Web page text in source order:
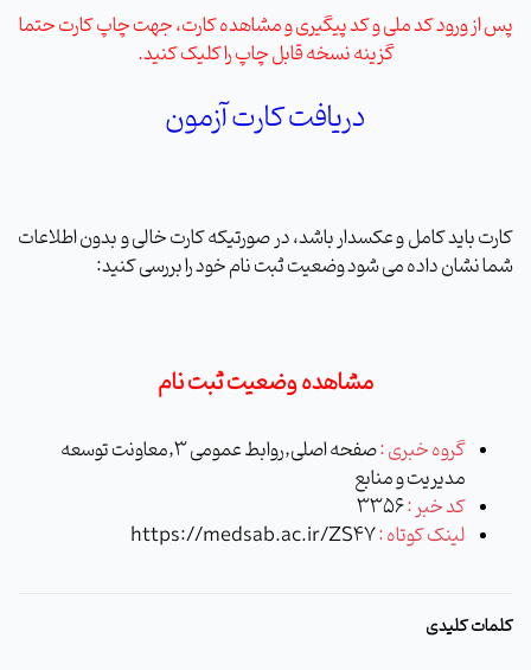
پس از ورود کد ملی و کد پیگیری و مشاهده کارت، جهت چاپ کارت حتما
گزینه نسخه قابل چاپ را کلیک کنید.
دریافت کارت آزمون
کارت باید کامل و عکسدار باشد، در صورتیکه کارت خالی و بدون اطلاعات
شما نشان داده می شود وضعیت ثبت نام خود را بررسی کنید:
مشاهده وضعیت ثبت نام
گروه خبری :
صفحه اصلی,روابط عمومی 3,معاونت توسعه
مدیریت و منابع
کد خبر :3356
لینک کوتاه :https://medsab.ac.ir/ZS47
کلمات کلیدی